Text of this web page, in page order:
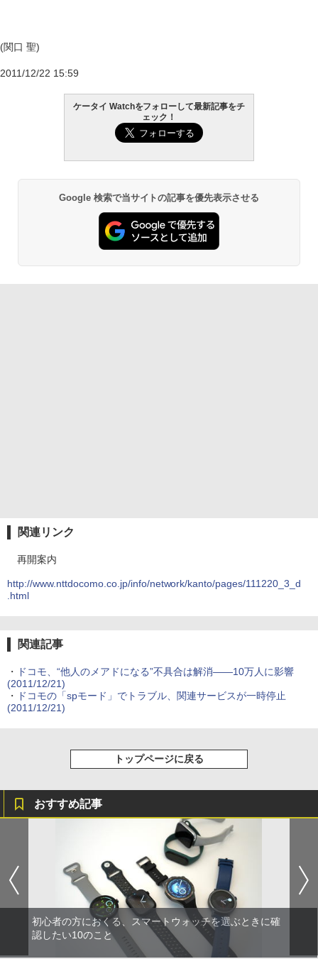
(関口 聖)
2011/12/22 15:59
ケータイ Watchをフォローして最新記事をチ
ェック！
Google 検索で当サイトの記事を優先表示させる
関連リンク
再開案内
http://www.nttdocomo.co.jp/info/network/kanto/pages/111220_3_d
.html
関連記事
・
ドコモ、“他人のメアドになる”不具合は解消――10万人に影響
(2011/12/21)
・
ドコモの「spモード」でトラブル、関連サービスが一時停止
(2011/12/21)
トップページに戻る
おすすめ記事
初心者の方におくる、スマートウォッチを選ぶときに確
認したい10のこと